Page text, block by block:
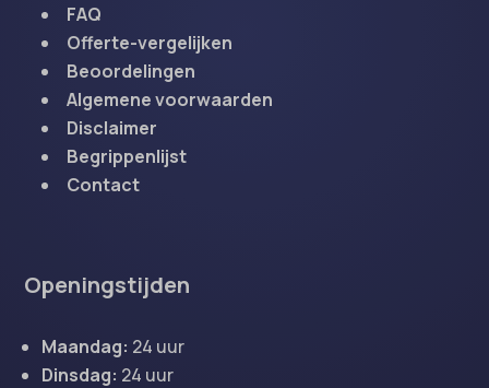
FAQ
Offerte-vergelijken
Beoordelingen
Algemene voorwaarden
Disclaimer
Begrippenlijst
Contact
Openingstijden
Maandag: 24 uur
Dinsdag: 24 uur